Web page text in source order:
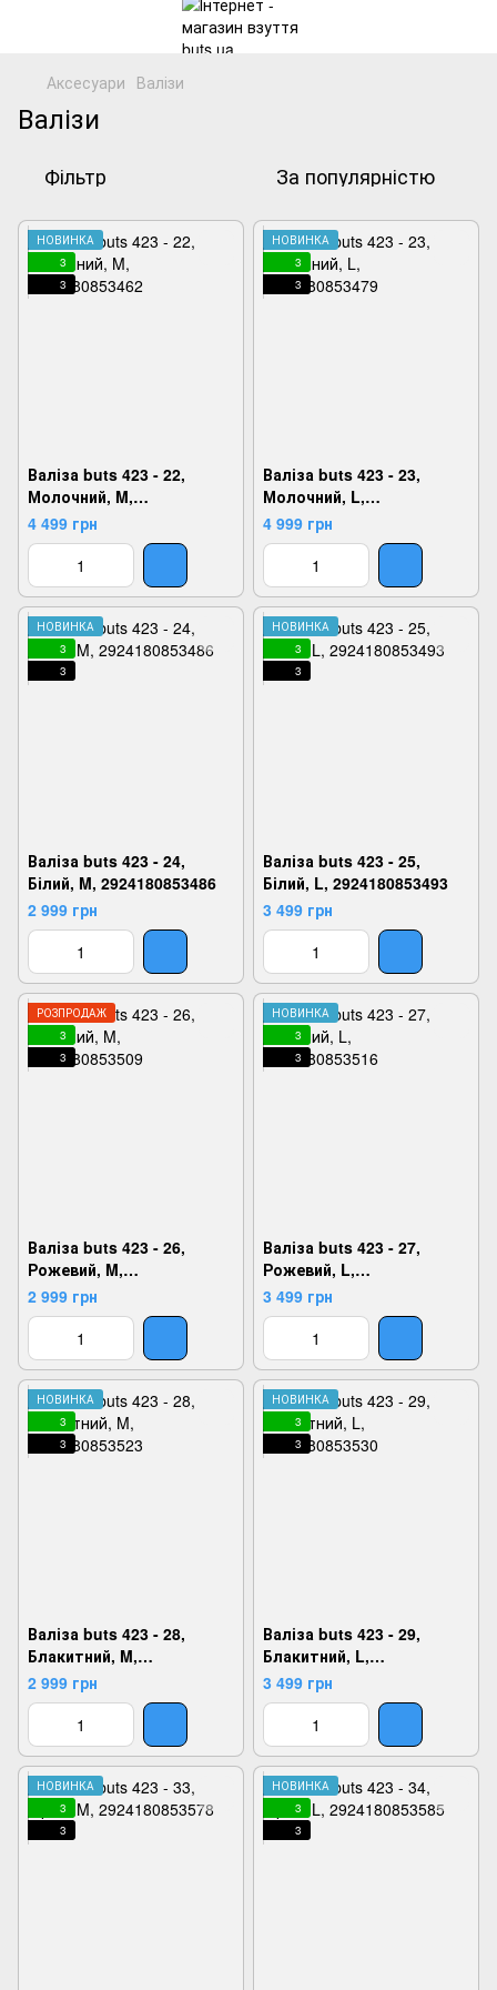
Аксесуари Валізи
Валізи
Фільтр За популярністю
НОВИНКА
3
3
Валіза buts 423 - 22,
Молочний, M,
2924180853462
4 499 грн
НОВИНКА
3
3
Валіза buts 423 - 23,
Молочний, L,
2924180853479
4 999 грн
НОВИНКА
3
3
Валіза buts 423 - 24,
Білий, M, 2924180853486
2 999 грн
НОВИНКА
3
3
Валіза buts 423 - 25,
Білий, L, 2924180853493
3 499 грн
РОЗПРОДАЖ
3
3
Валіза buts 423 - 26,
Рожевий, M,
2924180853509
2 999 грн
НОВИНКА
3
3
Валіза buts 423 - 27,
Рожевий, L,
2924180853516
3 499 грн
НОВИНКА
3
3
Валіза buts 423 - 28,
Блакитний, M,
2924180853523
2 999 грн
НОВИНКА
3
3
Валіза buts 423 - 29,
Блакитний, L,
2924180853530
3 499 грн
НОВИНКА
3
3
НОВИНКА
3
3